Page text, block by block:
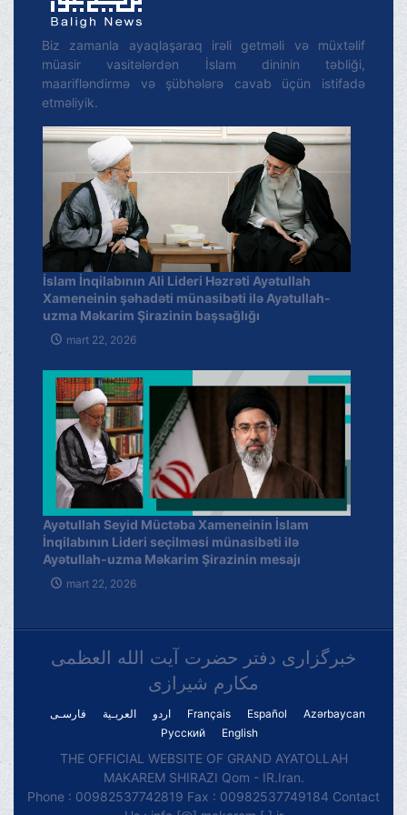
günahsızları tikə-tikə
etməyə hazırdır.”
Biz zamanla ayaqlaşaraq irəli getməli və müxtəlif
müasir vasitələrdən İslam dininin təbliği,
maarifləndirmə və şübhələrə cavab üçün istifadə
etməliyik.
İslam İnqilabının Ali Lideri Həzrəti Ayətullah
Xameneinin şəhadəti münasibəti ilə Ayətullah-
uzma Məkarim Şirazinin başsağlığı
mart 22, 2026
Ayətullah Seyid Müctəba Xameneinin İslam
İnqilabının Lideri seçilməsi münasibəti ilə
Ayətullah-uzma Məkarim Şirazinin mesajı
mart 22, 2026
خبرگزاری دفتر حضرت آیت الله العظمی
مکارم شیرازی
فارسـی العربـیة اردو Français Español
Azərbaycan
Русский
English
THE OFFICIAL WEBSITE OF GRAND AYATOLLAH
MAKAREM SHIRAZI Qom - IR.Iran.
Phone : 00982537742819 Fax : 00982537749184 Contact